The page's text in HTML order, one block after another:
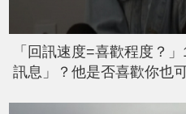
「回訊速度=喜歡程度？
訊息」？他是否喜歡你也